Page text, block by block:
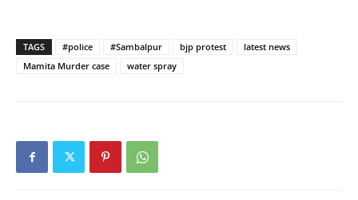
TAGS #police #Sambalpur bjp protest
latest news
Mamita Murder case
water spray